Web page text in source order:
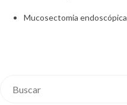
Mucosectomia endoscópica